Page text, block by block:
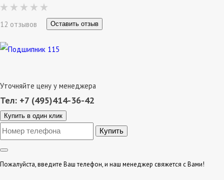
12 отзывов Оставить отзыв
Уточняйте цену у менеджера
Тел: +7 (495)414-36-42
Купить в один клик
Пожалуйста, введите Ваш телефон, и наш менеджер свяжется с Вами!